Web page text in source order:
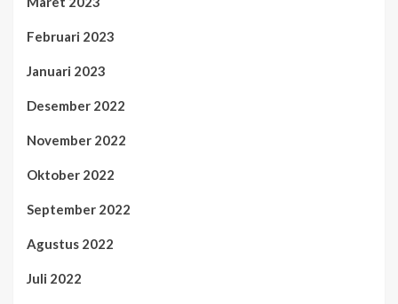
Februari 2023
Januari 2023
Desember 2022
November 2022
Oktober 2022
September 2022
Agustus 2022
Juli 2022